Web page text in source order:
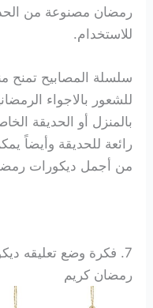
رمضان مصنوعة من
للاستخدام.
سلسلة المصابيح تمنح
للشعور بالاجواء
بالمنزل أو الحديقة
رائعة للحديقة وأيضاً
من أجمل ديكورات
7. فكرة وضع تعليقه
رمضان كريم